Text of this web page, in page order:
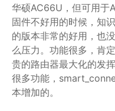
华硕AC66U，但可用于
固件不好用的时候，知
的版本非常的好用，也
么压力。功能很多，肯
贵的路由器最大化的发
很多功能，
本增加的。